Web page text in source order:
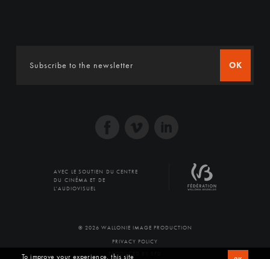
OK
AVEC LE SOUTIEN DU CENTRE
DU CINÉMA ET DE
L'AUDIOVISUEL
© 2026 WALLONIE IMAGE PRODUCTION
PRIVACY POLICY
PRODUCED BY SFD
To improve your experience, this site